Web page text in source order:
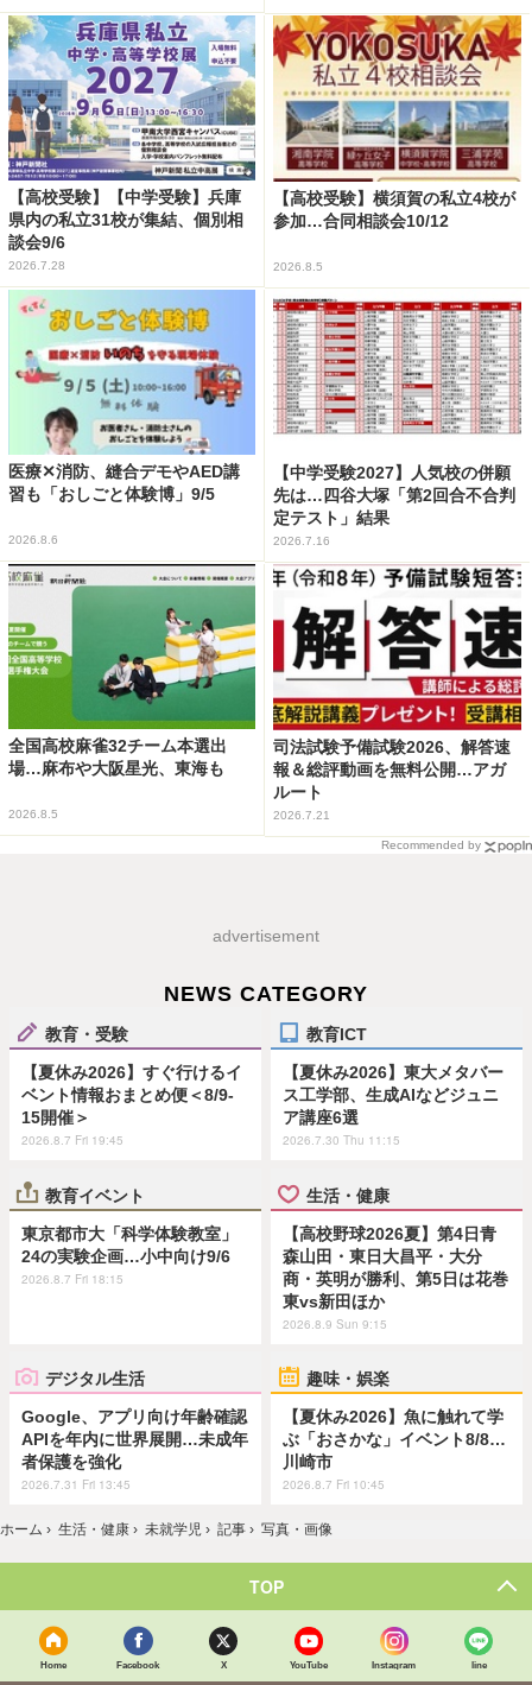
【高校受験】【中学受験】兵庫
県内の私立31校が集結、個別相
談会9/6
2026.7.28
【高校受験】横須賀の私立4校が
参加…合同相談会10/12
2026.8.5
医療✕消防、縫合デモやAED講
習も「おしごと体験博」9/5
2026.8.6
【中学受験2027】人気校の併願
先は…四谷大塚「第2回合不合判
定テスト」結果
2026.7.16
全国高校麻雀32チーム本選出
場…麻布や大阪星光、東海も
2026.8.5
司法試験予備試験2026、解答速
報＆総評動画を無料公開…アガ
ルート
2026.7.21
Recommended by
advertisement
NEWS CATEGORY
教育・受験
【夏休み2026】すぐ行けるイ
ベント情報おまとめ便＜8/9-
15開催＞
2026.8.7 Fri 19:45
教育ICT
【夏休み2026】東大メタバー
ス工学部、生成AIなどジュニ
ア講座6選
2026.7.30 Thu 11:15
教育イベント
東京都市大「科学体験教室」
24の実験企画…小中向け9/6
2026.8.7 Fri 18:15
生活・健康
【高校野球2026夏】第4日青
森山田・東日大昌平・大分
商・英明が勝利、第5日は花巻
東vs新田ほか
2026.8.9 Sun 9:15
デジタル生活
Google、アプリ向け年齢確認
APIを年内に世界展開…未成年
者保護を強化
2026.7.31 Fri 13:45
趣味・娯楽
【夏休み2026】魚に触れて学
ぶ「おさかな」イベント8/8…
川崎市
2026.8.7 Fri 10:45
ホーム › 生活・健康 › 未就学児 › 記事 › 写真・画像
TOP
Home Facebook X YouTube Instagram line